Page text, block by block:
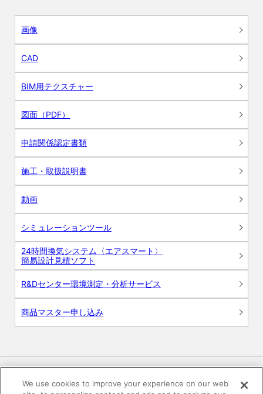
画像
CAD
BIM用テクスチャー
図面（PDF）
申請関係認定書類
施工・取扱説明書
動画
シミュレーションツール
24時間換気システム〈エアスマート〉
簡易設計見積ソフト
R&Dセンター環境測定・分析サービス
商品マスター申し込み
We use cookies to improve your experience on our web